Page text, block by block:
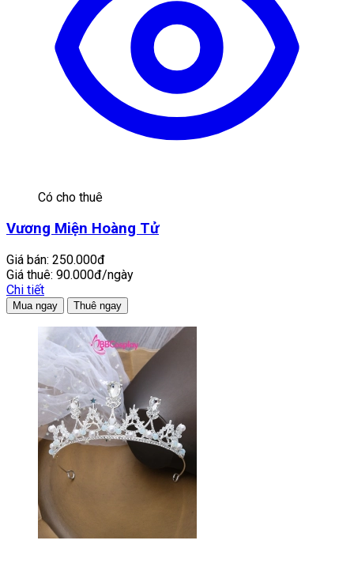
Có cho thuê
Vương Miện Hoàng Tử
Giá bán: 250.000đ
Giá thuê: 90.000đ/ngày
Chi tiết
Mua ngay Thuê ngay